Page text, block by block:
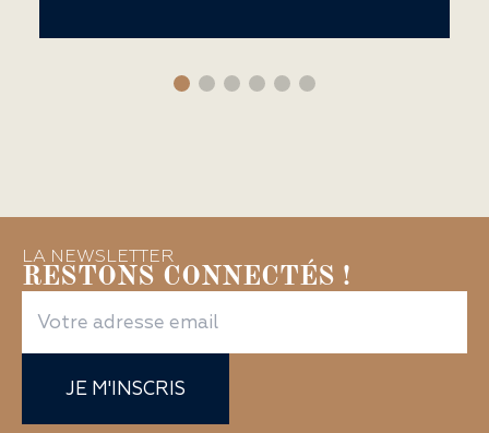
LA NEWSLETTER
RESTONS CONNECTÉS !
JE M'INSCRIS